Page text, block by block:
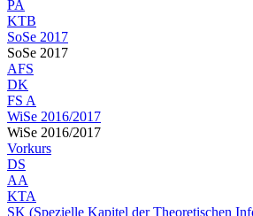
PA
KTB
SoSe 2017
SoSe 2017
AFS
DK
FS A
WiSe 2016/2017
WiSe 2016/2017
Vorkurs
DS
AA
KTA
SK (Spezielle Kapitel der Theoretischen